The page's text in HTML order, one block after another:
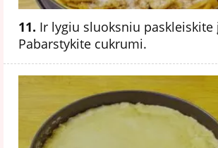
11. Ir lygiu sluoksniu paskleiskite
Pabarstykite cukrumi.